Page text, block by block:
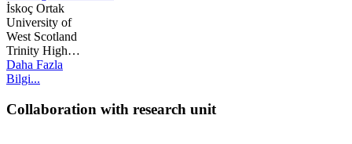
İskoç Ortak
University of
West Scotland
Trinity High…
Daha Fazla
Bilgi...
Collaboration with research unit